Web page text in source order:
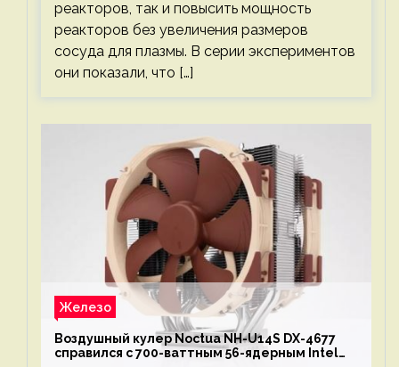
реакторов, так и повысить мощность
реакторов без увеличения размеров
сосуда для плазмы. В серии экспериментов
они показали, что […]
Железо
Воздушный кулер Noctua NH-U14S DX-4677
справился с 700-ваттным 56-ядерным Intel